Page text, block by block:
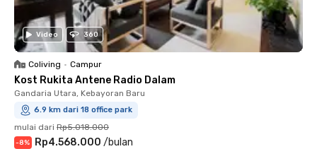
Video 360
Coliving • Campur
Kost Rukita Antene Radio Dalam
Gandaria Utara, Kebayoran Baru
6.9 km dari 18 office park
mulai dari Rp5.018.000
-8% Rp4.568.000 /bulan